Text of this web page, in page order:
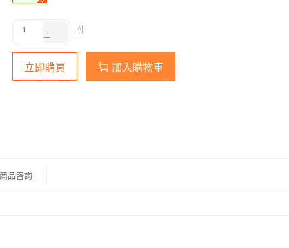
件
立即購買 加入購物車
商品咨詢